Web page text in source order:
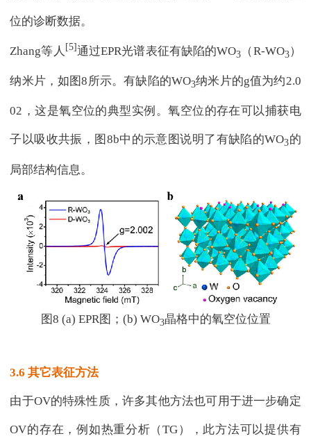
位的诊断数据。
Zhang等人 [5]通过EPR光谱表征有缺陷的WO3 （R-WO3）
纳米片，如图8所示。有缺陷的WO3纳米片的g值为约2.0
02，这是氧空位的典型实例。氧空位的存在可以捕获电
子以吸收共振，图8b中的示意图说明了有缺陷的WO3的
局部结构信息。
图8 (a) EPR图；(b) WO3晶格中的氧空位位置
3.6 其它表征方法
由于OV的特殊性质，许多其他方法也可用于进一步确定
OV的存在，例如热重分析（TG），此方法可以提供有